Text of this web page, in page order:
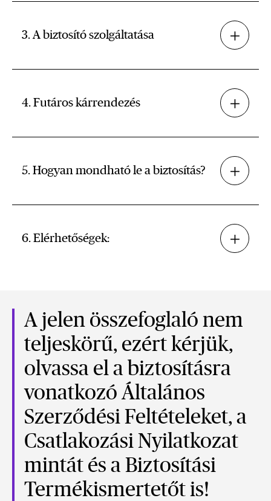
3. A biztosító szolgáltatása
4. Futáros kárrendezés
5. Hogyan mondható le a biztosítás?
6. Elérhetőségek:
A jelen összefoglaló nem
teljeskörű, ezért kérjük,
olvassa el a biztosításra
vonatkozó Általános
Szerződési Feltételeket, a
Csatlakozási Nyilatkozat
mintát és a Biztosítási
Termékismertetőt is!